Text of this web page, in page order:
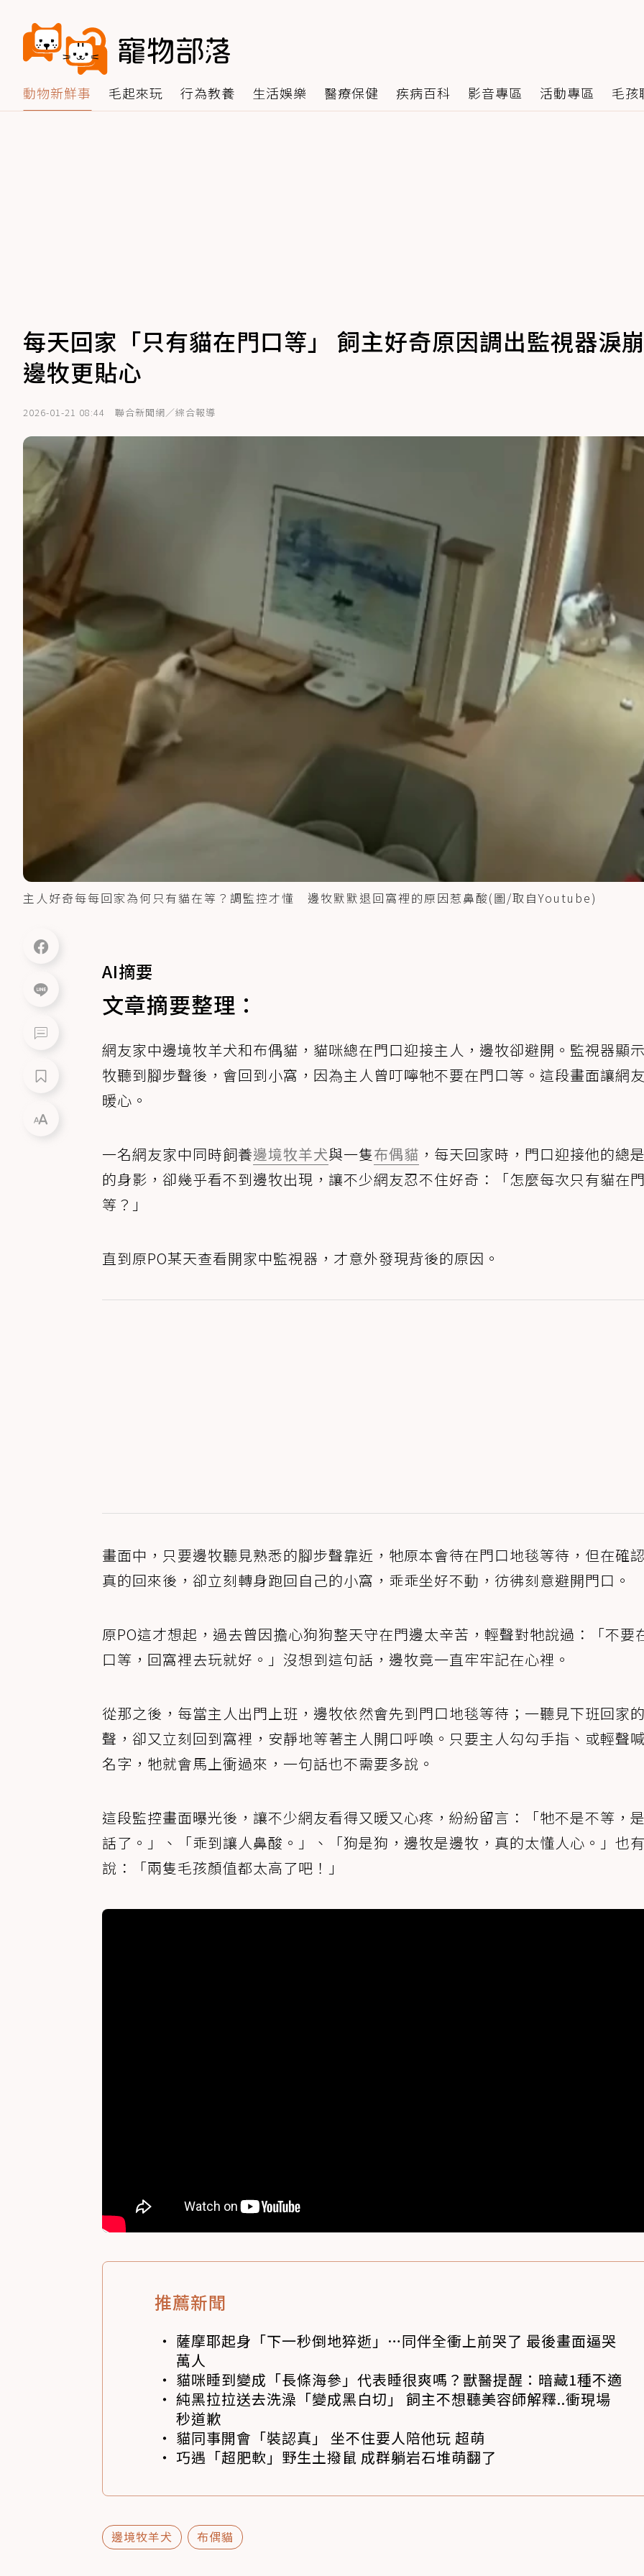
動物新鮮事 毛起來玩 行為教養 生活娛樂 醫療保健 疾病百科 影音專區 活動專區 毛孩
每天回家「只有貓在門口等」 飼主好奇原因調出監視器淚
邊牧更貼心
2026-01-21 08:44 聯合新聞網／綜合報導
主人好奇每每回家為何只有貓在等？調監控才懂 邊牧默默退回窩裡的原因惹鼻酸(圖/取自Youtube)
AI摘要
文章摘要整理：
網友家中邊境牧羊犬和布偶貓，貓咪總在門口迎接主人，邊牧卻避開。監視器顯
牧聽到腳步聲後，會回到小窩，因為主人曾叮嚀牠不要在門口等。這段畫面讓網
暖心。
一名網友家中同時飼養邊境牧羊犬與一隻布偶貓 ，每天回家時，門口迎接他的總
的身影，卻幾乎看不到邊牧出現，讓不少網友忍不住好奇：「怎麼每次只有貓在
等？」
直到原PO某天查看開家中監視器，才意外發現背後的原因。
畫面中，只要邊牧聽見熟悉的腳步聲靠近，牠原本會待在門口地毯等待，但在確
真的回來後，卻立刻轉身跑回自己的小窩，乖乖坐好不動，彷彿刻意避開門口。
原PO這才想起，過去曾因擔心狗狗整天守在門邊太辛苦，輕聲對牠說過：「不要
口等，回窩裡去玩就好。」沒想到這句話，邊牧竟一直牢牢記在心裡。
從那之後，每當主人出門上班，邊牧依然會先到門口地毯等待；一聽見下班回家
聲，卻又立刻回到窩裡，安靜地等著主人開口呼喚。只要主人勾勾手指、或輕聲
名字，牠就會馬上衝過來，一句話也不需要多說。
這段監控畫面曝光後，讓不少網友看得又暖又心疼，紛紛留言：「牠不是不等，
話了。」、「乖到讓人鼻酸。」、「狗是狗，邊牧是邊牧，真的太懂人心。」也
說：「兩隻毛孩顏值都太高了吧！」
推薦新聞
薩摩耶起身「下一秒倒地猝逝」…同伴全衝上前哭了 最後畫面逼哭
萬人
貓咪睡到變成「長條海參」代表睡很爽嗎？獸醫提醒：暗藏1種不適
純黑拉拉送去洗澡「變成黑白切」 飼主不想聽美容師解釋..衝現場
秒道歉
貓同事開會「裝認真」 坐不住要人陪他玩 超萌
巧遇「超肥軟」野生土撥鼠 成群躺岩石堆萌翻了
邊境牧羊犬 布偶貓